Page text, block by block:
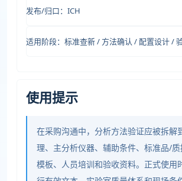
发布/归口：ICH
适用阶段：标准查新 / 方法确认 / 配置设计 /
使用提示
在采购沟通中，分析方法验证应被拆解
理、主分析仪器、辅助条件、标准品/
模板、人员培训和验收资料。正式使用